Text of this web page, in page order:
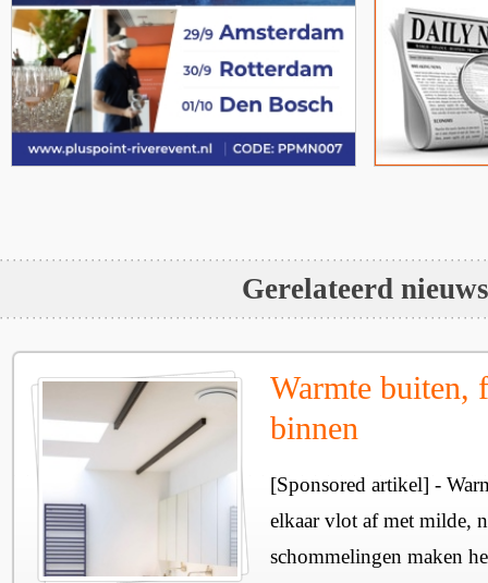
Gerelateerd nieuws
Warmte buiten,
binnen
[Sponsored artikel] -
elkaar vlot af met milde,
schommelingen maken